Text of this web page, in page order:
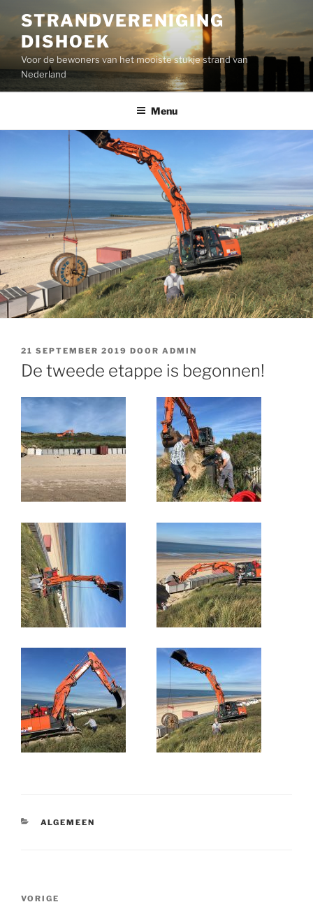
de
inhoud
STRANDVERENIGING
DISHOEK
Voor de bewoners van het mooiste stukje strand van
Nederland
Menu
GEPLAATST
OP
21 SEPTEMBER 2019 DOOR ADMIN
De tweede etappe is begonnen!
CATEGORIEËN
ALGEMEEN
Vorig
VORIGE